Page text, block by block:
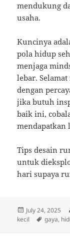
mendukung
usaha.
Kuncinya
pola hidup
menjaga
lebar.
dengan
jika butuh
baik ini,
Tips desain
untuk
hari supaya
Posted
on
July 24, 2025
kecil
Tags
gaya,